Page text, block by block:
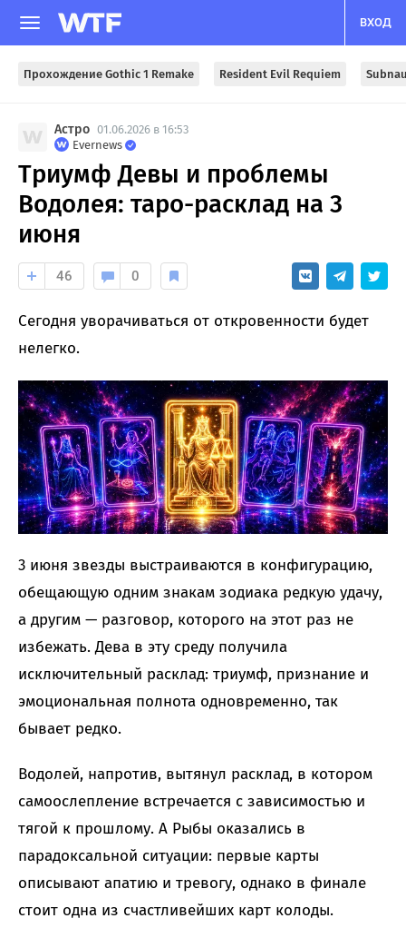
ВХОД
Прохождение Gothic 1 Remake Resident Evil Requiem
Астро 01.06.2026 в 16:53
Evernews
Триумф Девы и проблемы
Водолея: таро-расклад на 3
июня
46 0
Сегодня уворачиваться от откровенности будет
нелегко.
3 июня звезды выстраиваются в конфигурацию,
обещающую одним знакам зодиака редкую удачу,
а другим — разговор, которого на этот раз не
избежать. Дева в эту среду получила
исключительный расклад: триумф, признание и
эмоциональная полнота одновременно, так
бывает редко.
Водолей, напротив, вытянул расклад, в котором
самоослепление встречается с зависимостью и
тягой к прошлому. А Рыбы оказались в
парадоксальной ситуации: первые карты
описывают апатию и тревогу, однако в финале
стоит одна из счастливейших карт колоды.